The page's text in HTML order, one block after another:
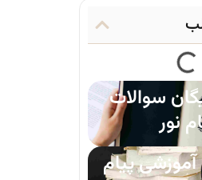
سوالات
نور
پیام